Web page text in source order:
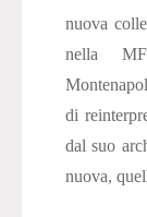
nuova
nella
di
dal suo
nuova,